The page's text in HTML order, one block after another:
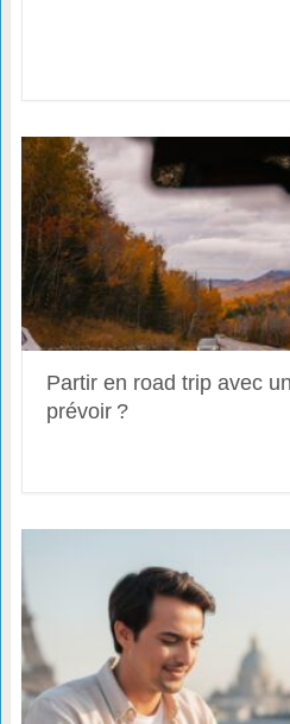
Partir en road trip avec
prévoir ?